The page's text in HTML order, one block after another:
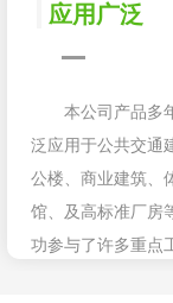
应用广泛
本公司产品多
泛应用于公共交通
公楼、商业建筑、
馆、及高标准厂房
功参与了许多重点